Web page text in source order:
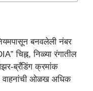
बनवलेली नंबर
चिह्न, निळ्या रंगातील
ब्रँडिंग क्रमांक
ओळख अधिक